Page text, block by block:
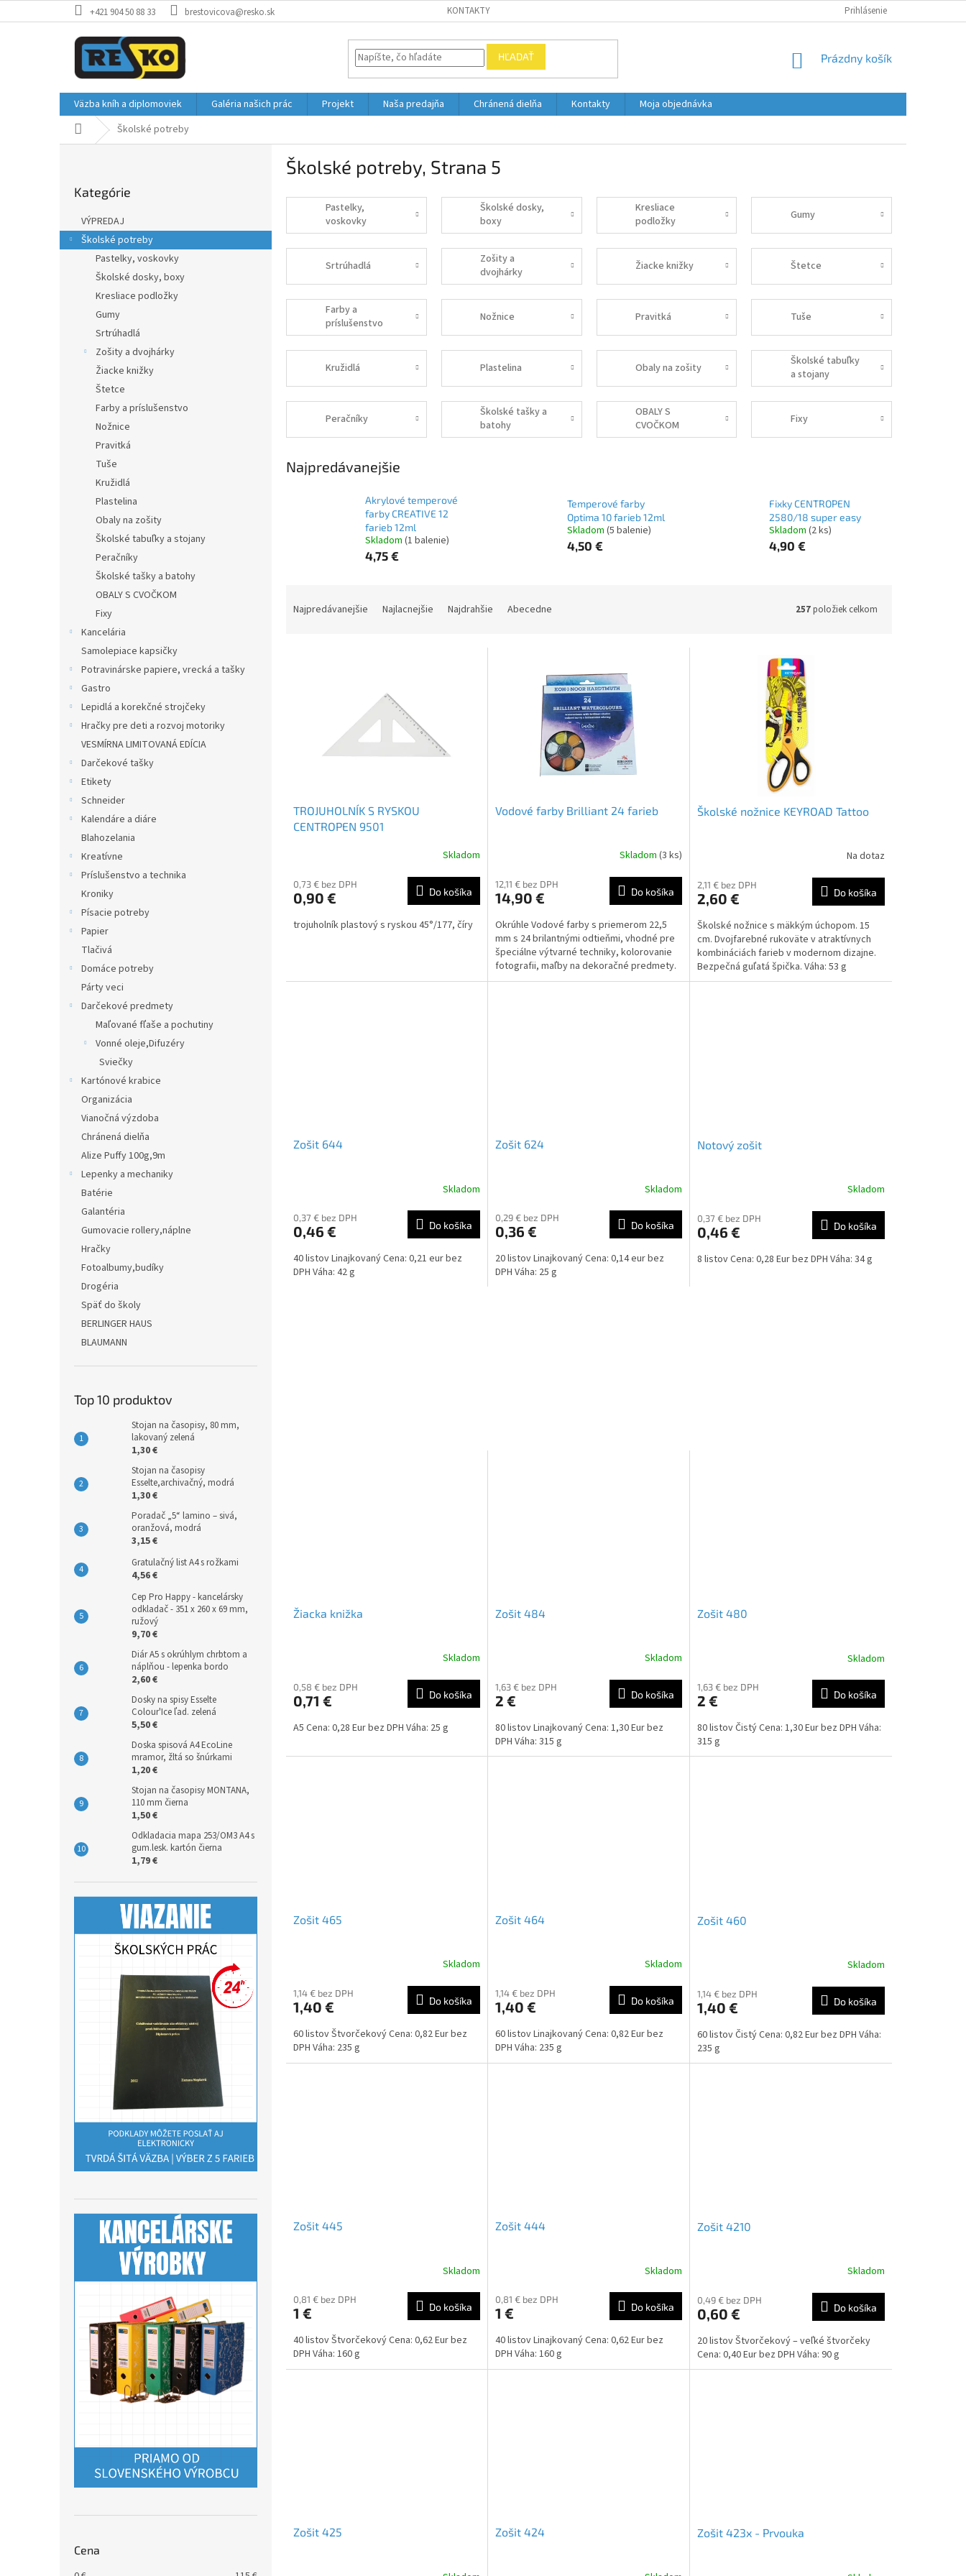
na
+421 904 50 88 33 brestovicova@resko.sk KONTAKTY Prihlásenie
HĽADAŤ
NÁKUPNÝ
Prázdny košík
Väzba kníh a diplomoviek Galéria našich prác Projekt Naša predajňa Chránená dielňa Kontakty
Moja objednávka
DomovŠkolské potreby
p
a
kategórie
Kategórie
VÝPREDAJ
Školské potreby
Pastelky, voskovky
Školské dosky, boxy
Kresliace podložky
Gumy
Srtrúhadlá
Zošity a dvojhárky
Žiacke knižky
Štetce
Farby a príslušenstvo
Nožnice
Pravitká
Tuše
Kružidlá
Plastelina
Obaly na zošity
Školské tabuľky a stojany
Peračníky
Školské tašky a batohy
OBALY S CVOČKOM
Fixy
Kancelária
Samolepiace kapsičky
Potravinárske papiere, vrecká a tašky
Gastro
Lepidlá a korekčné strojčeky
Hračky pre deti a rozvoj motoriky
VESMÍRNA LIMITOVANÁ EDÍCIA
Darčekové tašky
Etikety
Schneider
Kalendáre a diáre
Blahozelania
Kreatívne
Príslušenstvo a technika
Kroniky
Písacie potreby
Papier
Tlačivá
Domáce potreby
Párty veci
Darčekové predmety
Maľované fľaše a pochutiny
Vonné oleje,Difuzéry
Sviečky
Kartónové krabice
Organizácia
Vianočná výzdoba
Chránená dielňa
Alize Puffy 100g,9m
Lepenky a mechaniky
Batérie
Galantéria
Gumovacie rollery,náplne
Hračky
Fotoalbumy,budíky
Drogéria
Späť do školy
BERLINGER HAUS
BLAUMANN
Top 10 produktov
Stojan na časopisy, 80 mm,
lakovaný zelená
1,30 €
Stojan na časopisy
Esselte,archivačný, modrá
1,30 €
Poradač „5“ lamino – sivá,
oranžová, modrá
3,15 €
Gratulačný list A4 s rožkami
4,56 €
Cep Pro Happy - kancelársky
odkladač - 351 x 260 x 69 mm,
ružový
9,70 €
Diár A5 s okrúhlym chrbtom a
náplňou - lepenka bordo
2,60 €
Dosky na spisy Esselte
Colour'Ice ľad. zelená
5,50 €
Doska spisová A4 EcoLine
mramor, žltá so šnúrkami
1,20 €
Stojan na časopisy MONTANA,
110 mm čierna
1,50 €
Odkladacia mapa 253/OM3 A4 s
gum.lesk. kartón čierna
1,79 €
Cena
Školské potreby, Strana 5
Pastelky,
voskovky
Školské dosky,
boxy
Kresliace
podložky
Gumy
Srtrúhadlá
Zošity a
dvojhárky
Žiacke knižky Štetce
Farby a
príslušenstvo
Nožnice Pravitká Tuše
Kružidlá Plastelina Obaly na zošity
Školské tabuľky
a stojany
Peračníky
Školské tašky a
batohy
OBALY S
CVOČKOM
Fixy
Najpredávanejšie
Akrylové temperové
farby CREATIVE 12
farieb 12ml
Skladom (1 balenie)
4,75 €
Temperové farby
Optima 10 farieb 12ml
Skladom (5 balenie)
4,50 €
Fixky CENTROPEN
2580/18 super easy
Skladom (2 ks)
4,90 €
Najpredávanejšie Najlacnejšie Najdrahšie Abecedne 257položiek celkom
TROJUHOLNÍK S RYSKOU
CENTROPEN 9501
Skladom
0,73 € bez DPH
0,90 € Do košíka
trojuholník plastový s ryskou 45°/177, číry
Vodové farby Brilliant 24 farieb
Skladom (3 ks)
12,11 € bez DPH
14,90 € Do košíka
Okrúhle Vodové farby s priemerom 22,5
mm s 24 brilantnými odtieňmi, vhodné pre
špeciálne výtvarné techniky, kolorovanie
fotografii, maľby na dekoračné predmety.
Vložene vo...
Školské nožnice KEYROAD Tattoo
Na dotaz
2,11 € bez DPH
2,60 € Do košíka
Školské nožnice s mäkkým úchopom. 15
cm. Dvojfarebné rukoväte v atraktívnych
kombináciách farieb v modernom dizajne.
Bezpečná guľatá špička. Váha: 53 g
Zošit 644
Skladom
0,37 € bez DPH
0,46 € Do košíka
40 listov Linajkovaný Cena: 0,21 eur bez
DPH Váha: 42 g
Zošit 624
Skladom
0,29 € bez DPH
0,36 € Do košíka
20 listov Linajkovaný Cena: 0,14 eur bez
DPH Váha: 25 g
Notový zošit
Skladom
0,37 € bez DPH
0,46 € Do košíka
8 listov Cena: 0,28 Eur bez DPH Váha: 34 g
Žiacka knižka
Skladom
0,58 € bez DPH
0,71 € Do košíka
A5 Cena: 0,28 Eur bez DPH Váha: 25 g
Zošit 484
Skladom
1,63 € bez DPH
2 € Do košíka
80 listov Linajkovaný Cena: 1,30 Eur bez
DPH Váha: 315 g
Zošit 480
Skladom
1,63 € bez DPH
2 € Do košíka
80 listov Čistý Cena: 1,30 Eur bez DPH Váha:
315 g
Zošit 465
Skladom
1,14 € bez DPH
1,40 € Do košíka
60 listov Štvorčekový Cena: 0,82 Eur bez
DPH Váha: 235 g
Zošit 464
Skladom
1,14 € bez DPH
1,40 € Do košíka
60 listov Linajkovaný Cena: 0,82 Eur bez
DPH Váha: 235 g
Zošit 460
Skladom
1,14 € bez DPH
1,40 € Do košíka
60 listov Čistý Cena: 0,82 Eur bez DPH Váha:
235 g
Zošit 445
Skladom
0,81 € bez DPH
1 € Do košíka
40 listov Štvorčekový Cena: 0,62 Eur bez
DPH Váha: 160 g
Zošit 444
Skladom
0,81 € bez DPH
1 € Do košíka
40 listov Linajkovaný Cena: 0,62 Eur bez
DPH Váha: 160 g
Zošit 4210
Skladom
0,49 € bez DPH
0,60 € Do košíka
20 listov Štvorčekový – veľké štvorčeky
Cena: 0,40 Eur bez DPH Váha: 90 g
Zošit 425 Zošit 424 Zošit 423x - Prvouka